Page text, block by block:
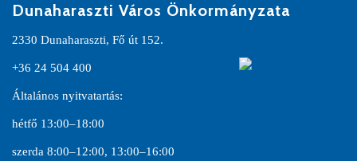
Dunaharaszti Város Önkormányzata
2330 Dunaharaszti, Fő út 152.
+36 24 504 400
Általános nyitvatartás:
hétfő 13:00–18:00
szerda 8:00–12:00, 13:00–16:00